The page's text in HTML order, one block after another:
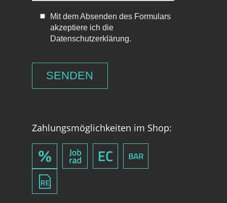
Mit dem Absenden des Formulars
akzeptiere ich die
Datenschutzerklärung.
Zahlungsmöglichkeiten im Shop: